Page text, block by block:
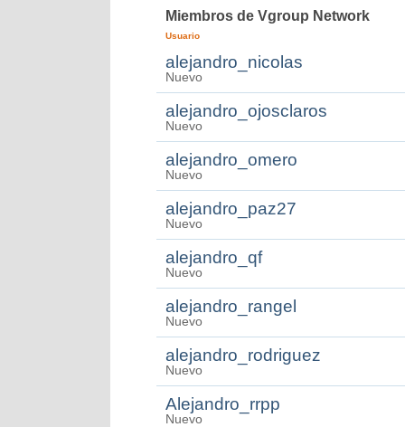
Miembros de Vgroup Network
Usuario
alejandro_nicolas
Nuevo
alejandro_ojosclaros
Nuevo
alejandro_omero
Nuevo
alejandro_paz27
Nuevo
alejandro_qf
Nuevo
alejandro_rangel
Nuevo
alejandro_rodriguez
Nuevo
Alejandro_rrpp
Nuevo